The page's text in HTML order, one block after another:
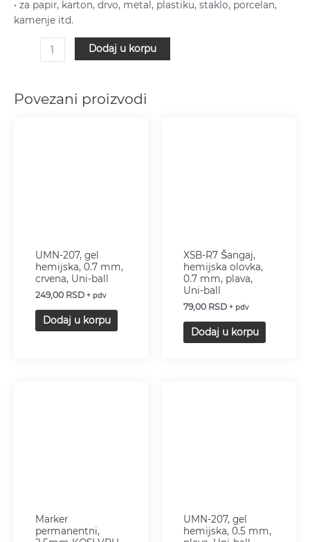
• za papir, karton, drvo, metal, plastiku, staklo, porcelan,
kamenje itd.
Dodaj u korpu
Povezani proizvodi
UMN-207, gel
hemijska, 0.7 mm,
crvena, Uni-ball
249,00 RSD + pdv
Dodaj u korpu
XSB-R7 Šangaj,
hemijska olovka,
0.7 mm, plava,
Uni-ball
79,00 RSD + pdv
Dodaj u korpu
Marker
permanentni,
UMN-207, gel
hemijska, 0.5 mm,